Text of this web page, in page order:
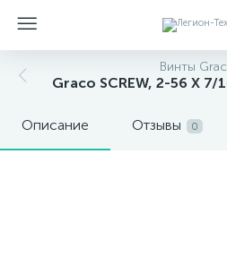
Винты
Graco SCREW, 2-56 X 7/
Описание Отзывы 0